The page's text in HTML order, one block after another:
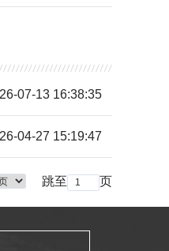
07-13 16:38:35
04-27 15:19:47
跳至 页